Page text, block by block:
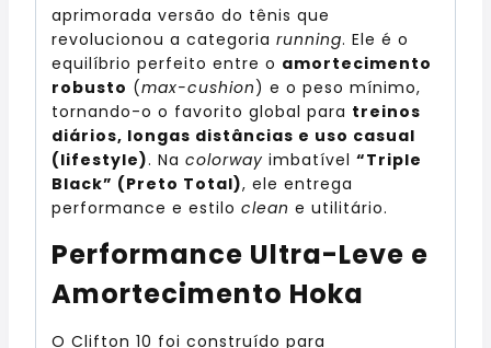
aprimorada versão do tênis que
revolucionou a categoria running. Ele é o
equilíbrio perfeito entre o amortecimento
robusto (max-cushion) e o peso mínimo,
tornando-o o favorito global para treinos
diários, longas distâncias e uso casual
(lifestyle). Na colorway imbatível “Triple
Black” (Preto Total), ele entrega
performance e estilo clean e utilitário.
Performance Ultra-Leve e
Amortecimento Hoka
O Clifton 10 foi construído para